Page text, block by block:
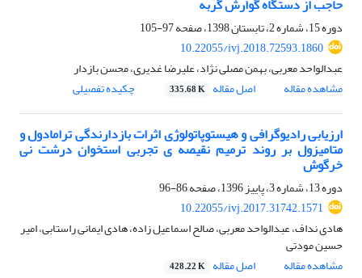
حاجب از دستگاه گوارش گربه
دوره 15، شماره 2، تابستان 1398، صفحه
97-105
10.22055/ivj.2018.72593.1860
عبدالواحد معربی، بهمن مصلی نژاد، علیرضا غدیری، محسن بازدار
مشاهده مقاله
اصل مقاله 335.68 K چکیده تفصیلی
ارزیابی رادیوگرافی و هیستوپاتولوژی اثرات بازدارندگی ترامادول و
متامیزول بر روند ترمیم نقیصه ی تجربی استخوان درشت نی
خرگوش
دوره 13، شماره 3، پاییز 1396، صفحه
86-96
10.22055/ivj.2017.31742.1571
هادی نداف، عبدالواحد معربی، صالح اسماعیل زاده، هادی ایمانی راستابی، امیر
حسین مودتی
مشاهده مقاله
اصل مقاله 428.22 K